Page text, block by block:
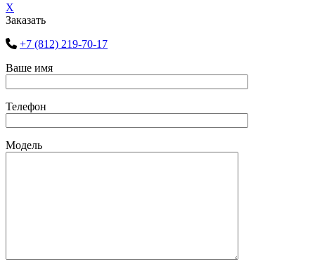
X
Заказать
+7 (812) 219-70-17
Ваше имя
Телефон
Модель